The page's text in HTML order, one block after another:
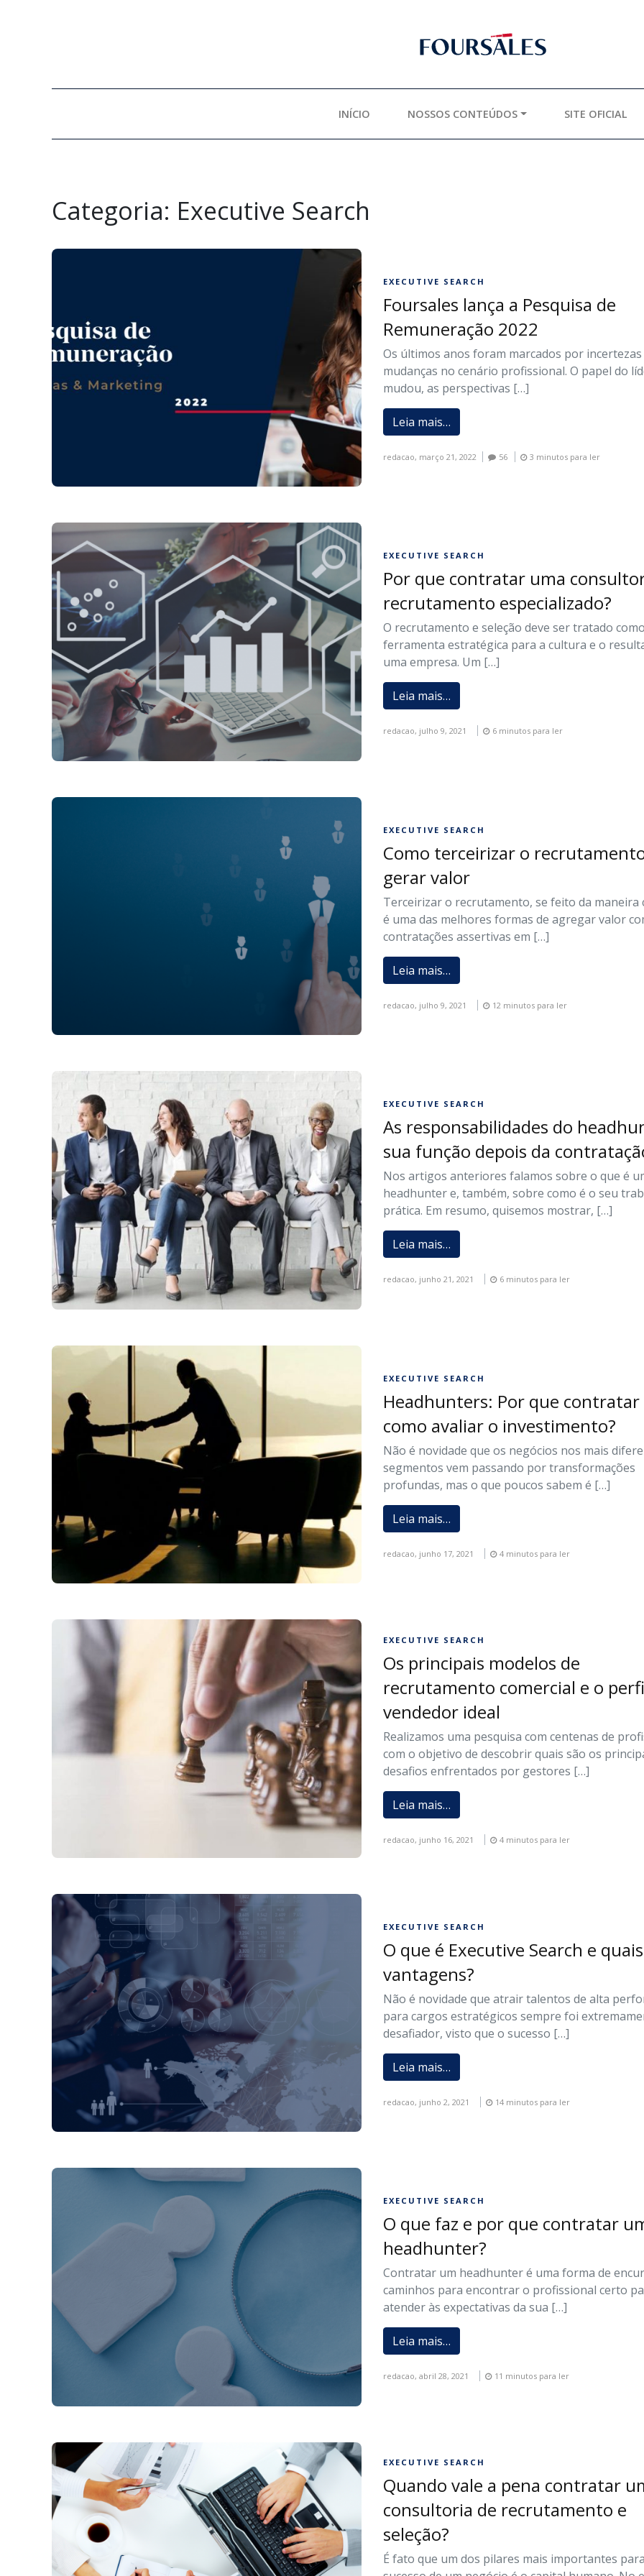
INÍCIO NOSSOS CONTEÚDOS SITE OFICIAL
Categoria: Executive Search
EXECUTIVE SEARCH
Foursales lança a Pesquisa de
Remuneração 2022
Os últimos anos foram marcados por
mudanças no cenário profissional. O papel do
mudou, as perspectivas […]
Leia mais…
redacao, março 21, 2022 56 3 minutos para ler
EXECUTIVE SEARCH
Por que contratar uma
recrutamento especializado?
O recrutamento e seleção deve ser tratado como
ferramenta estratégica para a cultura e o
uma empresa. Um […]
Leia mais…
redacao, julho 9, 2021 6 minutos para ler
EXECUTIVE SEARCH
Como terceirizar o
gerar valor
Terceirizar o recrutamento, se feito da maneira
é uma das melhores formas de agregar valor
contratações assertivas em […]
Leia mais…
redacao, julho 9, 2021 12 minutos para ler
EXECUTIVE SEARCH
As responsabilidades do
sua função depois da
Nos artigos anteriores falamos sobre o que é
headhunter e, também, sobre como é o seu
prática. Em resumo, quisemos mostrar, […]
Leia mais…
redacao, junho 21, 2021 6 minutos para ler
EXECUTIVE SEARCH
Headhunters: Por que contratar
como avaliar o investimento?
Não é novidade que os negócios nos mais
segmentos vem passando por transformações
profundas, mas o que poucos sabem é […]
Leia mais…
redacao, junho 17, 2021 4 minutos para ler
EXECUTIVE SEARCH
Os principais modelos de
recrutamento comercial e o
vendedor ideal
Realizamos uma pesquisa com centenas de
com o objetivo de descobrir quais são os
desafios enfrentados por gestores […]
Leia mais…
redacao, junho 16, 2021 4 minutos para ler
EXECUTIVE SEARCH
O que é Executive Search e
vantagens?
Não é novidade que atrair talentos de alta
para cargos estratégicos sempre foi
desafiador, visto que o sucesso […]
Leia mais…
redacao, junho 2, 2021 14 minutos para ler
EXECUTIVE SEARCH
O que faz e por que contratar
headhunter?
Contratar um headhunter é uma forma de
caminhos para encontrar o profissional certo
atender às expectativas da sua […]
Leia mais…
redacao,abril 28, 2021 11 minutos para ler
EXECUTIVE SEARCH
Quando vale a pena contratar
consultoria de recrutamento e
seleção?
É fato que um dos pilares mais importantes